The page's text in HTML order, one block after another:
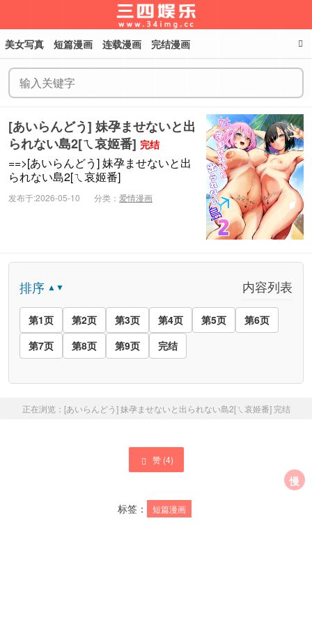
美女写真 短篇漫画 连载漫画 完结漫画
[あいらんどう] 妹孕ませないと出
られない島2[ㄟ哀姬番] 完结
==>[あいらんどう] 妹孕ませないと出
られない島2[ㄟ哀姬番]
发布于:2026-05-10 分类： 爱情漫画
排序 ▲▼ 内容列表
第1页 第2页 第3页 第4页 第5页
第6页
第7页
第8页 第9页 完结
正在浏览： [あいらんどう] 妹孕ませないと出られない島2[ㄟ哀姬番] 完结
赞 (4)
标签： 短篇漫画
慢